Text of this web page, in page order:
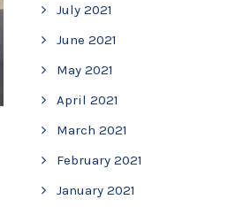
July 2021
June 2021
May 2021
April 2021
March 2021
February 2021
January 2021